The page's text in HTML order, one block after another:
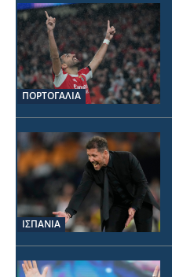
ΠΟΡΤΟΓΑΛΙΑ
ΙΣΠΑΝΙΑ